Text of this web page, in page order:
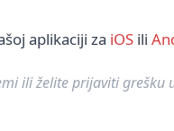
aplikaciji za iOS ili
ili želite prijaviti grešku